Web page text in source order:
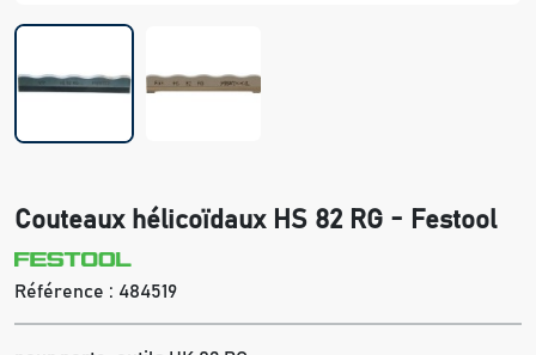
Couteaux hélicoïdaux HS 82 RG - Festool
Référence : 484519